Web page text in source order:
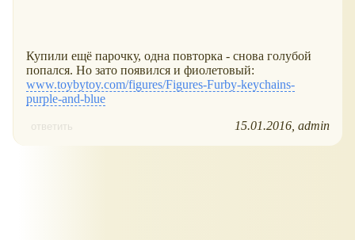
Купили ещё парочку, одна повторка - снова голубой
попался. Но зато появился и фиолетовый:
www.toybytoy.com/figures/Figures-Furby-keychains-
purple-and-blue
ответить 15.01.2016 admin